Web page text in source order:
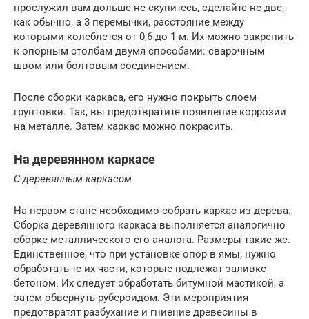
прослужил вам дольше не скупитесь, сделайте не две,
как обычно, а 3 перемычки, расстояние между
которыми колеблется от 0,6 до 1 м. Их можно закрепить
к опорным столбам двумя способами: сварочным
швом или болтовым соединением.
После сборки каркаса, его нужно покрыть слоем
грунтовки. Так, вы предотвратите появление коррозии
на металле. Затем каркас можно покрасить.
На деревянном каркасе
С деревянным каркасом
На первом этапе необходимо собрать каркас из дерева.
Сборка деревянного каркаса выполняется аналогично
сборке металлического его аналога. Размеры такие же.
Единственное, что при установке опор в ямы, нужно
обработать те их части, которые подлежат заливке
бетоном. Их следует обработать битумной мастикой, а
затем обвернуть рубероидом. Эти мероприятия
предотвратят разбухание и гниение древесины в